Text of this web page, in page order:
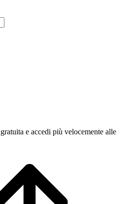
e accedi più velocemente alle